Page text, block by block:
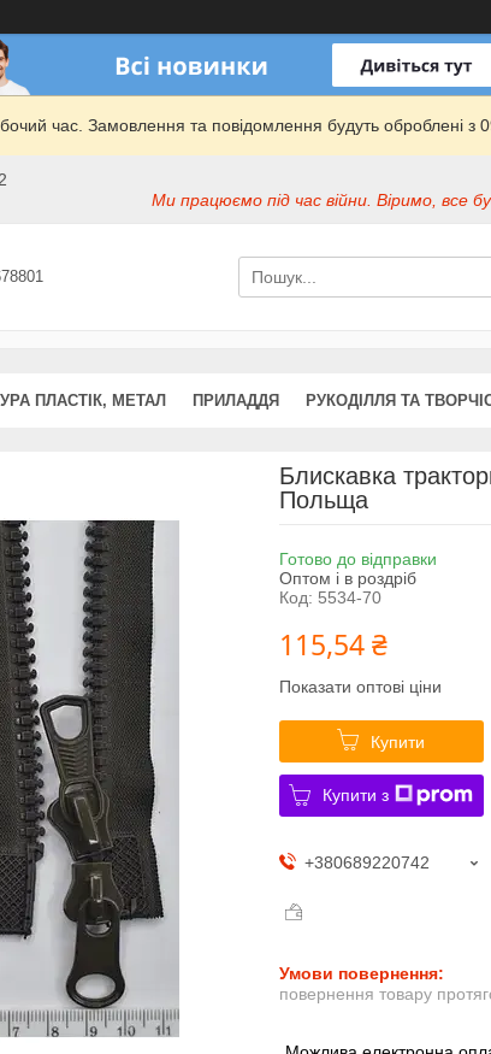
час. Замовлення та повідомлення будуть оброблені з
Ми працюємо під час війни. Віримо, все
ПЛАСТІК, МЕТАЛ ПРИЛАДДЯ РУКОДІЛЛЯ ТА
Блискавка
Польща
Готово до відправки
Оптом і в роздріб
Код: 5534-70
115,54 ₴
Показати оптові ціни
Купити
Купити з
+380689220742
повернення товару